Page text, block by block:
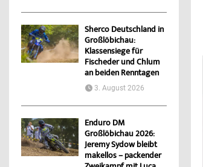
Sherco Deutschland in
Großlöbichau:
Klassensiege für
Fischeder und Chlum
an beiden Renntagen
3. August 2026
Enduro DM
Großlöbichau 2026:
Jeremy Sydow bleibt
makellos – packender